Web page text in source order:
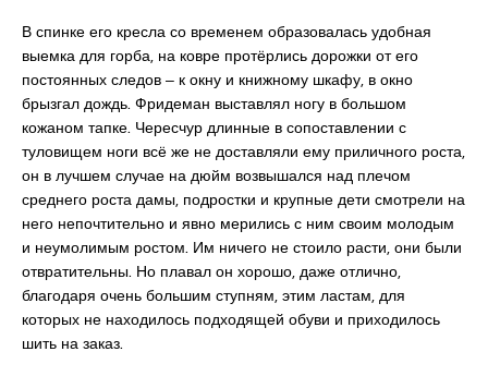
В спинке его кресла со временем образовалась удобная
выемка для горба, на ковре протёрлись дорожки от его
постоянных следов ‒ к окну и книжному шкафу, в окно
брызгал дождь. Фридеман выставлял ногу в большом
кожаном тапке. Чересчур длинные в сопоставлении с
туловищем ноги всё же не доставляли ему приличного роста,
он в лучшем случае на дюйм возвышался над плечом
среднего роста дамы, подростки и крупные дети смотрели на
него непочтительно и явно мерились с ним своим молодым
и неумолимым ростом. Им ничего не стоило расти, они были
отвратительны. Но плавал он хорошо, даже отлично,
благодаря очень большим ступням, этим ластам, для
которых не находилось подходящей обуви и приходилось
шить на заказ.